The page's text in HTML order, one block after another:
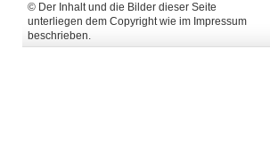
© Der Inhalt und die Bilder dieser Seite
unterliegen dem Copyright wie im Impressum
beschrieben.